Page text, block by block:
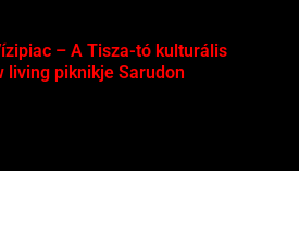
– A Tisza-tó kulturális
living piknikje Sarudon